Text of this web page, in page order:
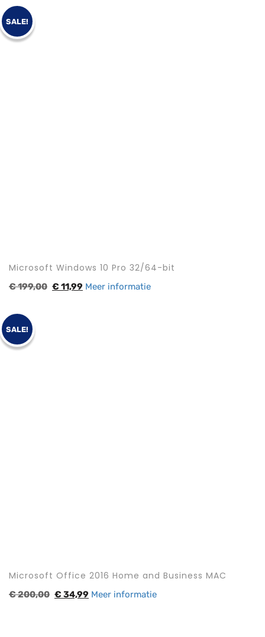
SALE!
Microsoft Windows 10 Pro 32/64-bit
€199,00 € 11,99 Meer informatie
SALE!
Microsoft Office 2016 Home and Business MAC
€200,00 € 34,99 Meer informatie